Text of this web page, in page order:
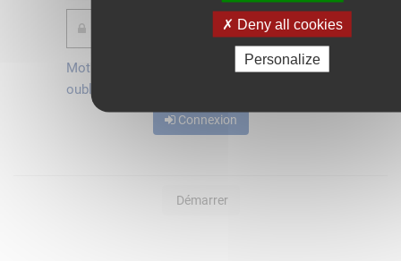
Deny all cookies
Personalize
Mot de passe
oublié ?
Je crée mon
Connexion
Démarrer